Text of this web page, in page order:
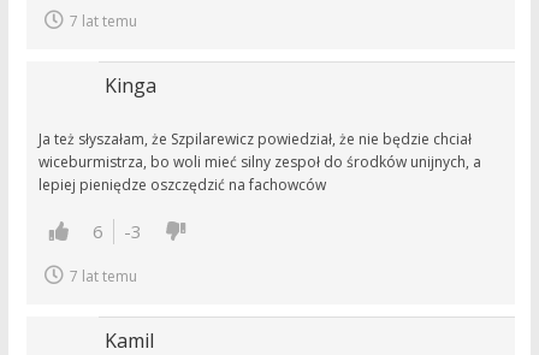
7 lat temu
Kinga
Ja też słyszałam, że Szpilarewicz powiedział, że nie będzie chciał
wiceburmistrza, bo woli mieć silny zespoł do środków unijnych, a
lepiej pieniędze oszczędzić na fachowców
6 -3
7 lat temu
Kamil